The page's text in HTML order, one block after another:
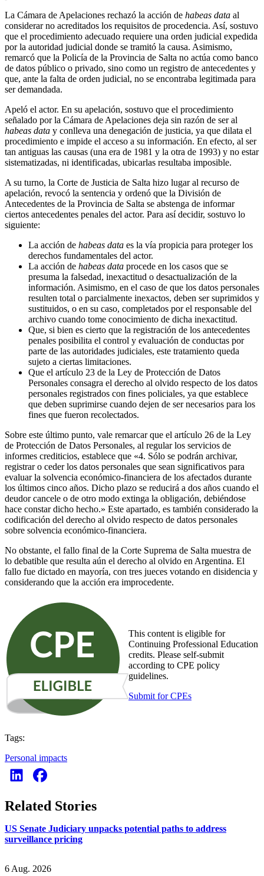
La Cámara de Apelaciones rechazó la acción de habeas data al
considerar no acreditados los requisitos de procedencia. Así, sostuvo
que el procedimiento adecuado requiere una orden judicial expedida
por la autoridad judicial donde se tramitó la causa. Asimismo,
remarcó que la Policía de la Provincia de Salta no actúa como banco
de datos público o privado, sino como un registro de antecedentes y
que, ante la falta de orden judicial, no se encontraba legitimada para
ser demandada.
Apeló el actor. En su apelación, sostuvo que el procedimiento
señalado por la Cámara de Apelaciones deja sin razón de ser al
habeas data y conlleva una denegación de justicia, ya que dilata el
procedimiento e impide el acceso a su información. En efecto, al ser
tan antiguas las causas (una era de 1981 y la otra de 1993) y no estar
sistematizadas, ni identificadas, ubicarlas resultaba imposible.
A su turno, la Corte de Justicia de Salta hizo lugar al recurso de
apelación, revocó la sentencia y ordenó que la División de
Antecedentes de la Provincia de Salta se abstenga de informar
ciertos antecedentes penales del actor. Para así decidir, sostuvo lo
siguiente:
La acción de habeas data es la vía propicia para proteger los
derechos fundamentales del actor.
La acción de habeas data procede en los casos que se
presuma la falsedad, inexactitud o desactualización de la
información. Asimismo, en el caso de que los datos personales
resulten total o parcialmente inexactos, deben ser suprimidos y
sustituidos, o en su caso, completados por el responsable del
archivo cuando tome conocimiento de dicha inexactitud.
Que, si bien es cierto que la registración de los antecedentes
penales posibilita el control y evaluación de conductas por
parte de las autoridades judiciales, este tratamiento queda
sujeto a ciertas limitaciones.
Que el artículo 23 de la Ley de Protección de Datos
Personales consagra el derecho al olvido respecto de los datos
personales registrados con fines policiales, ya que establece
que deben suprimirse cuando dejen de ser necesarios para los
fines que fueron recolectados.
Sobre este último punto, vale remarcar que el artículo 26 de la Ley
de Protección de Datos Personales, al regular los servicios de
informes crediticios, establece que «4. Sólo se podrán archivar,
registrar o ceder los datos personales que sean significativos para
evaluar la solvencia económico-financiera de los afectados durante
los últimos cinco años. Dicho plazo se reducirá a dos años cuando el
deudor cancele o de otro modo extinga la obligación, debiéndose
hace constar dicho hecho.» Este apartado, es también considerado la
codificación del derecho al olvido respecto de datos personales
sobre solvencia económico-financiera.
No obstante, el fallo final de la Corte Suprema de Salta muestra de
lo debatible que resulta aún el derecho al olvido en Argentina. El
fallo fue dictado en mayoría, con tres jueces votando en disidencia y
considerando que la acción era improcedente.
This content is eligible for
Continuing Professional Education
credits. Please self-submit
according to CPE policy
guidelines.
Submit for CPEs
Tags:
Personal impacts
Related Stories
US Senate Judiciary unpacks potential paths to address
surveillance pricing
6 Aug. 2026